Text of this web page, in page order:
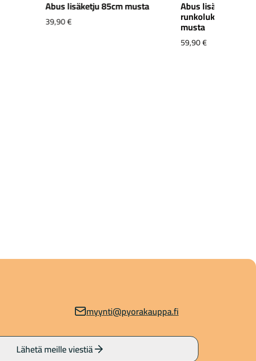
Abus lisäketju 85cm musta
39,90€
Abus lisäketju
runkolukkoon
musta
59,90€
myynti@pyorakauppa.fi
Lähetä meille viestiä